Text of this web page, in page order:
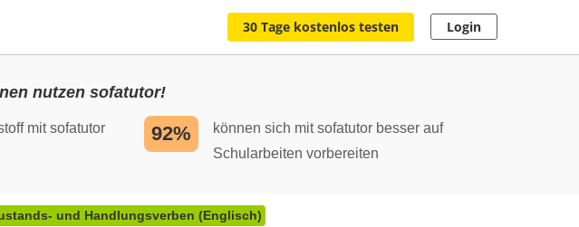
30 Tage kostenlos testen Login
nutzen sofatutor!
mit sofatutor
92%
können sich mit sofatutor besser auf
Schularbeiten vorbereiten
und Handlungsverben (Englisch)